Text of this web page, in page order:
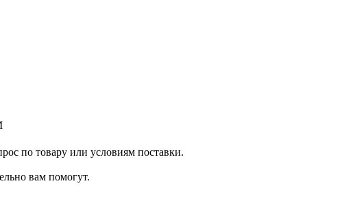
по товару или условиям поставки.
вам помогут.